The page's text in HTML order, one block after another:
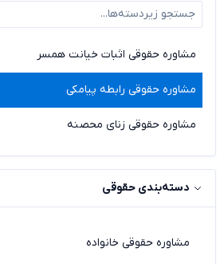
مشاوره حقوقی اثبات خیانت همسر
مشاوره حقوقی رابطه پیامکی
مشاوره حقوقی زنای محصنه
دسته‌بندی حقوقی
مشاوره حقوقی خانواده